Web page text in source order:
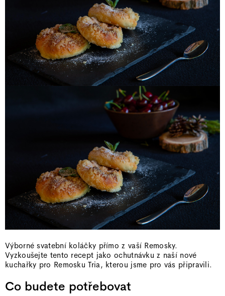
Výborné svatební koláčky přímo z vaší Remosky.
Vyzkoušejte tento recept jako ochutnávku z naší nové
kuchařky pro Remosku Tria, kterou jsme pro vás připravili.
Co budete potřebovat